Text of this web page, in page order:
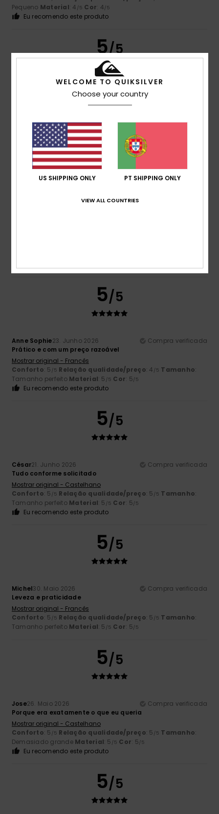
Pequeno Material: 4 /5 Cor: 4/5
Eu recomendo este produto
5/5
Compra verificada
Conforto: 5/5 Relação qualidade/preço: 5/5 Tamanho
Tamanho perfeitoMaterial: 5
Eu recomendo este produto
5 /5
5/5
Anne Sophie23. Junho 2026
Compra verificada
Prático e com um preço razoável
Mostrar original - Francês
Conforto: 5 /5 Relação qualidade/preço: 4 /5 Tamanho:
Tamanho perfeito Material: 5 /5 Cor: 5/5
Eu recomendo este produto
5/5
César21. Junho 2026
Compra verificada
Tudo conforme solicitado
Mostrar original - Castelhano
Conforto: 5 /5 Relação qualidade/preço: 5 /5 Tamanho:
Tamanho perfeito Material: 5 /5 Cor: 5/5
Eu recomendo este produto
5/5
Michel30. Maio 2026
Compra verificada
Leveza e praticidade
Mostrar original - Francês
Conforto: 5 /5 Relação qualidade/preço: 5 /5 Tamanho:
Tamanho perfeito Material: 5 /5 Cor: 5/5
5/5
Jose26. Maio 2026
Compra verificada
Porque era exatamente o que eu queria
Mostrar original - Castelhano
Conforto: 5 /5 Relação qualidade/preço: 5 /5 Tamanho:
Demasiado grande Material: 5 /5 Cor: 5/5
Eu recomendo este produto
5/5
WELCOME TO QUIKSILVER
Choose your country
US SHIPPING ONLY PT SHIPPING ONLY
VIEW ALL COUNTRIES